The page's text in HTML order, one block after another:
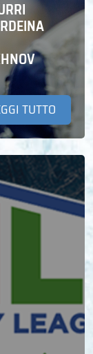
TUTTO